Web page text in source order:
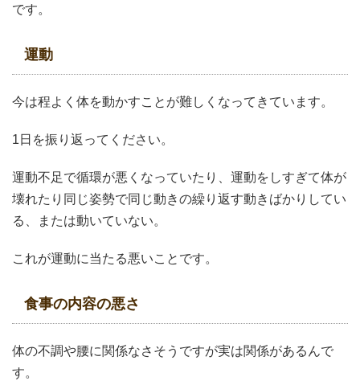
です。
運動
今は程よく体を動かすことが難しくなってきています。
1日を振り返ってください。
運動不足で循環が悪くなっていたり、運動をしすぎて体が
壊れたり同じ姿勢で同じ動きの繰り返す動きばかりしてい
る、または動いていない。
これが運動に当たる悪いことです。
食事の内容の悪さ
体の不調や腰に関係なさそうですが実は関係があるんで
す。